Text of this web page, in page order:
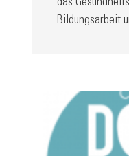
Bildungsarbeit